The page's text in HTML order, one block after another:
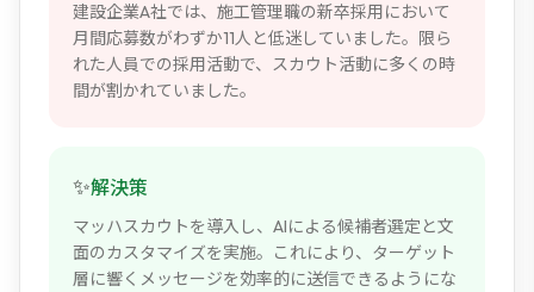
建設企業A社では、施工管理職の新卒採用において
月間応募数がわずか11人と低迷していました。限ら
れた人員での採用活動で、スカウト活動に多くの時
間が割かれていました。
✨解決策
マッハスカウトを導入し、AIによる候補者選定と文
面のカスタマイズを実施。これにより、ターゲット
層に響くメッセージを効率的に送信できるようにな